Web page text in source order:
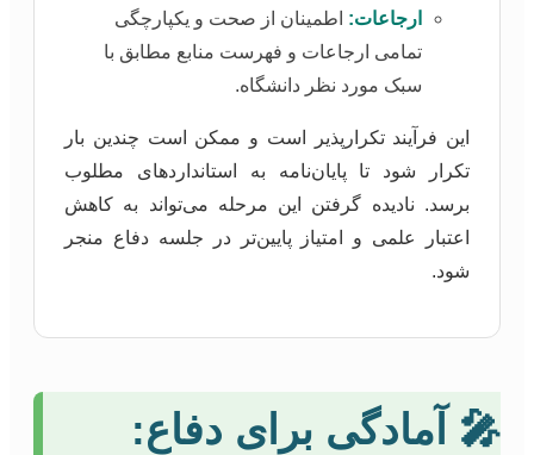
ارجاعات: اطمینان از صحت و یکپارچگی
تمامی ارجاعات و فهرست منابع مطابق با
سبک مورد نظر دانشگاه.
این فرآیند تکرارپذیر است و ممکن است چندین بار
تکرار شود تا پایان‌نامه به استانداردهای مطلوب
برسد. نادیده گرفتن این مرحله می‌تواند به کاهش
اعتبار علمی و امتیاز پایین‌تر در جلسه دفاع منجر
شود.
🎤 آمادگی برای دفاع: